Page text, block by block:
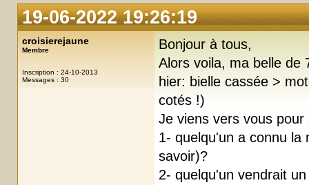
19-06-2022 19:26:19
croisierejaune
Membre
Inscription : 24-10-2013
Messages : 30
Bonjour à tous,
Alors voila, ma belle de
hier: bielle cassée >
cotés !)
Je viens vers vous pour
1- quelqu'un a connu
savoir)?
2- quelqu'un vendrait